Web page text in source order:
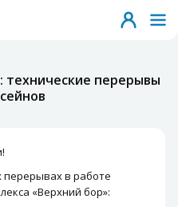
технические перерывы
в работе
«Верхний бор»: